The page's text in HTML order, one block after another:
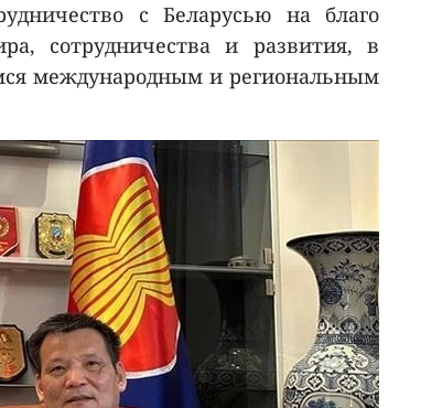
с Беларусью на благо
сотрудничества и развития, в
международным и региональным